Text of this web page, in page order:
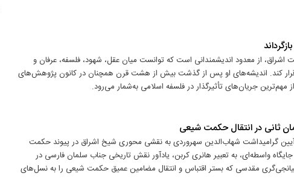
از معدود اندیشمندانی است که توانست میان عقل، شهود، فلسفه، عرفان و
کند. اندیشه‌های او پس از گذشت بیش از هشت قرن همچنان در کانون پژوهش‌های
جریان‌های تأثیرگذار در فلسفه اسلامی به‌شمار می‌رود.
ثانی در انتقال حکمت شیعی
آیین گرامیداشت شهاب‌الدین سهروردی به نقشی محوری شیخ اشراق در پیوند حکمت
واسطه‌ای، به تعبیر هانری کربن، یادآور نقش تاریخی جناب سلمان فارسی در
مقدسی که بستر اقتباس و انتقال مضامین عمیق حکمت شیعی را به نسل‌های